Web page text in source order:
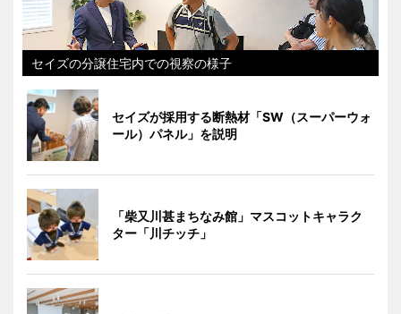
セイズの分譲住宅内での視察の様子
セイズが採用する断熱材「SW（スーパーウォ
ール）パネル」を説明
「柴又川甚まちなみ館」マスコットキャラク
ター「川チッチ」